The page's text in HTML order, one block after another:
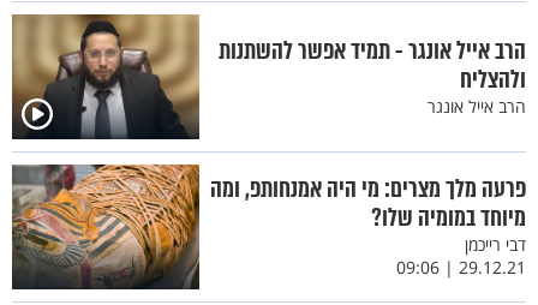
הרב אייל אונגר - תמיד אפשר להשתנות
ולהצליח
הרב אייל אונגר
פרעה מלך מצרים: מי היה אמנחותפ, ומה
מיוחד במומיה שלו?
דבי רייכמן
29.12.21 | 09:06